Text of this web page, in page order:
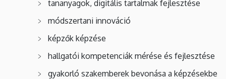
tananyagok, digitális tartalmak fejlesztése
módszertani innováció
képzők képzése
hallgatói kompetenciák mérése és fejlesztése
gyakorló szakemberek bevonása a képzésekbe